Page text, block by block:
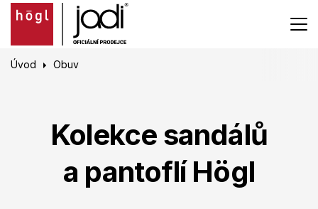
Úvod Obuv
Kolekce sandálů
a pantoflí Högl